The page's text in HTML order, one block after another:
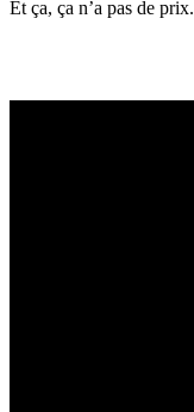
Et ça, ça n’a pas de prix.